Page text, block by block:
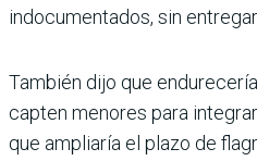
indocumentados, sin
También dijo que
capten menores para
que ampliaría el plazo de